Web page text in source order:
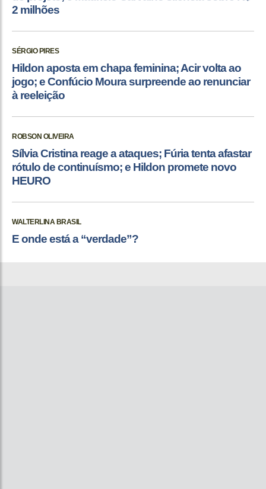
2 milhões
SÉRGIO PIRES
Hildon aposta em chapa feminina; Acir volta ao
jogo; e Confúcio Moura surpreende ao renunciar
à reeleição
ROBSON OLIVEIRA
Sílvia Cristina reage a ataques; Fúria tenta afastar
rótulo de continuísmo; e Hildon promete novo
HEURO
WALTERLINA BRASIL
E onde está a “verdade”?